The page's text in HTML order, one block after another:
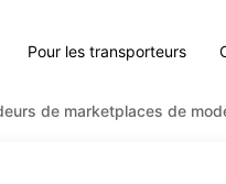
Pour les transporteurs
de marketplaces de